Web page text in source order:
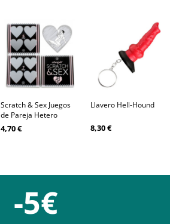
Scratch & Sex Juegos
de Pareja Hetero
4,70 €
Llavero Hell-Hound
8,30 €
-5€